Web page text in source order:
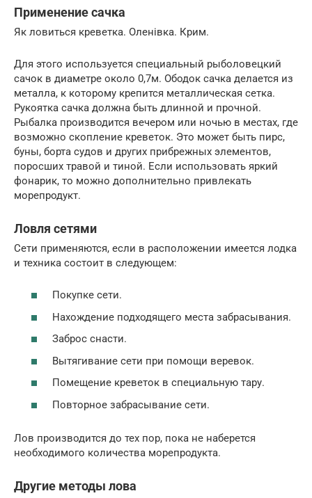
Применение сачка
Як ловиться креветка. Оленівка. Крим.
Для этого используется специальный рыболовецкий
сачок в диаметре около 0,7м. Ободок сачка делается из
металла, к которому крепится металлическая сетка.
Рукоятка сачка должна быть длинной и прочной.
Рыбалка производится вечером или ночью в местах, где
возможно скопление креветок. Это может быть пирс,
буны, борта судов и других прибрежных элементов,
поросших травой и тиной. Если использовать яркий
фонарик, то можно дополнительно привлекать
морепродукт.
Ловля сетями
Сети применяются, если в расположении имеется лодка
и техника состоит в следующем:
Покупке сети.
Нахождение подходящего места забрасывания.
Заброс снасти.
Вытягивание сети при помощи веревок.
Помещение креветок в специальную тару.
Повторное забрасывание сети.
Лов производится до тех пор, пока не наберется
необходимого количества морепродукта.
Другие методы лова